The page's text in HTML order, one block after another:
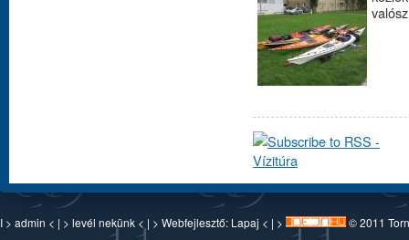
I > admin < | > levél nekünk < | > Webfejlesztő: Lapaj < | > © 2011